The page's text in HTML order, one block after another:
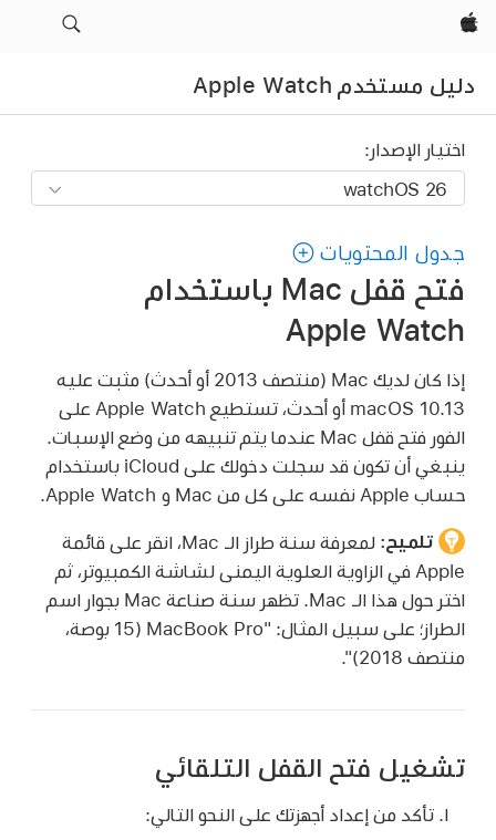
Apple‏
دليل مستخدم Apple Watch
اختيار الإصدار:
جدول المحتويات
فتح قفل Mac باستخدام
Apple Watch
إذا كان لديك Mac (منتصف 2013 أو أحدث) مثبت عليه
macOS 10.13 أو أحدث، تستطيع Apple Watch على
الفور فتح قفل Mac عندما يتم تنبيهه من وضع الإسبات.
ينبغي أن تكون قد سجلت دخولك على iCloud باستخدام
حساب Apple نفسه على كل من Mac و Apple Watch.
تلميح:
لمعرفة سنة طراز الـ Mac، انقر على قائمة
Apple في الزاوية العلوية اليمنى لشاشة الكمبيوتر، ثم
اختر حول هذا الـ Mac. تظهر سنة صناعة Mac بجوار اسم
الطراز؛ على سبيل المثال: "MacBook Pro (15 بوصة،
منتصف 2018)".
تشغيل فتح القفل التلقائي
تأكد من إعداد أجهزتك على النحو التالي: